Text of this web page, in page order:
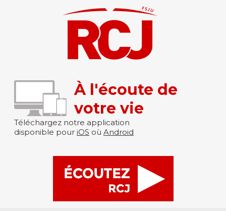
À l'écoute de
votre vie
Téléchargez notre application
disponible pour iOS où Android